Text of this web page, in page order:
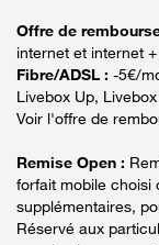
Offre de
internet et internet
Fibre/ADSL : -5€/
Livebox Up,
Voir l'offre de
Remise Open :
forfait mobile choisi
supplémentaires,
Réservé aux